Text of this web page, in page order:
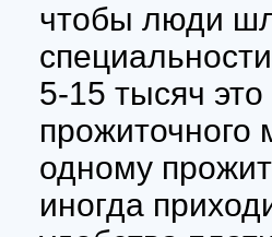
чтобы люди
5-15 тысяч
одному
иногда